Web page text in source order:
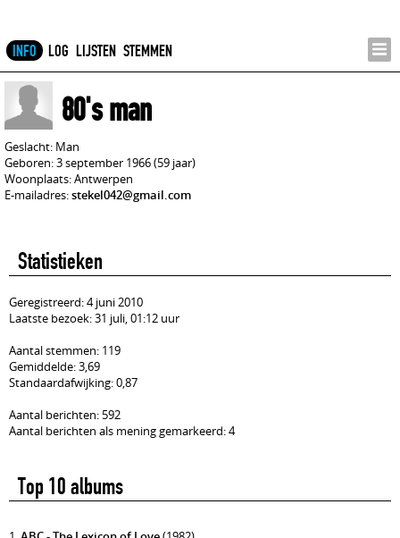
INFO LOG LIJSTEN STEMMEN
80's man
Geslacht: Man
Geboren: 3 september 1966 (59 jaar)
Woonplaats: Antwerpen
E-mailadres:stekel042@gmail.com
Statistieken
Geregistreerd: 4 juni 2010
Laatste bezoek: 31 juli, 01:12 uur
Aantal stemmen: 119
Gemiddelde: 3,69
Standaardafwijking: 0,87
Aantal berichten: 592
Aantal berichten als mening gemarkeerd: 4
Top 10 albums